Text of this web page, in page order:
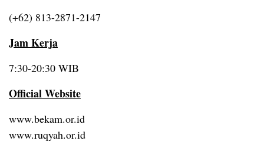
(+62) 813-2871-2147
Jam Kerja
7:30-20:30 WIB
Official Website
www.bekam.or.id
www.ruqyah.or.id